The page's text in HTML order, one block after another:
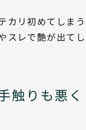
カリ初めてしまう
スレで艶が出てし
触りも悪く